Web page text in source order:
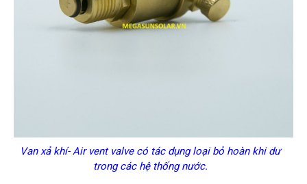
Van xả khí- Air vent valve có tác dụng loại bỏ hoàn khi dư
trong các hệ thống nước.